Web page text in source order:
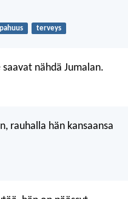
pahuus terveys
saavat nähdä Jumalan.
rauhalla hän kansaansa